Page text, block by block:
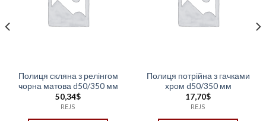
Полиця скляна з релінгом
чорна матова d50/350 мм
50,34$
REJS
Полиця потрійна з гачками
хром d50/350 мм
17,70$
REJS